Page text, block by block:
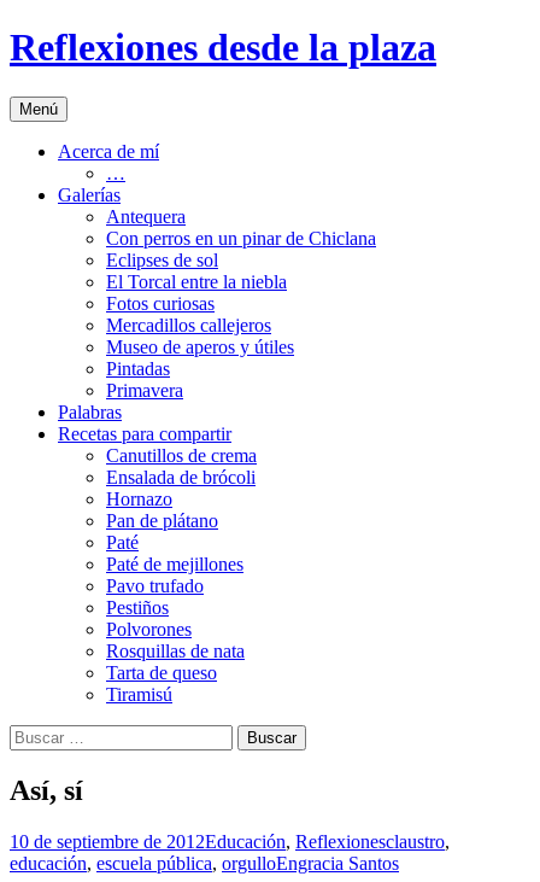
Saltar
al
Reflexiones desde la plaza
Menú
Acerca de mí
…
Galerías
Antequera
Con perros en un pinar de Chiclana
Eclipses de sol
El Torcal entre la niebla
Fotos curiosas
Mercadillos callejeros
Museo de aperos y útiles
Pintadas
Primavera
Palabras
Recetas para compartir
Canutillos de crema
Ensalada de brócoli
Hornazo
Pan de plátano
Paté
Paté de mejillones
Pavo trufado
Pestiños
Polvorones
Rosquillas de nata
Tarta de queso
Tiramisú
Buscar:
Así, sí
10 de septiembre de 2012Educación, Reflexionesclaustro,
educación, escuela pública, orgulloEngracia Santos